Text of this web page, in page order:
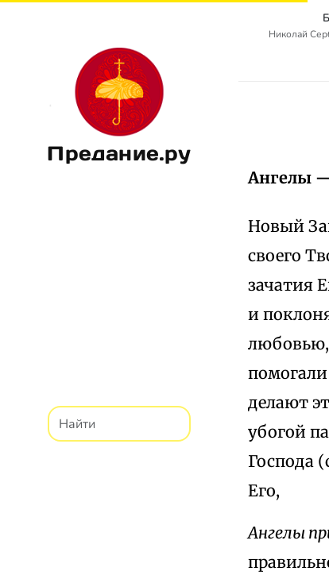
Предание.ру
Николай
Ангелы
Новый
своего
зачатия
и
любовью,
делают
убогой
Господа
Его,
Ангелы